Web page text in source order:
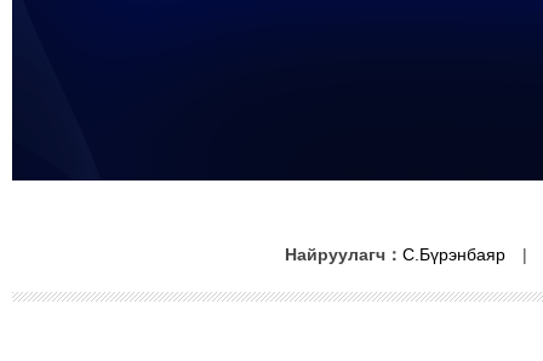
Найруулагч： С.Бүрэнбаяр |